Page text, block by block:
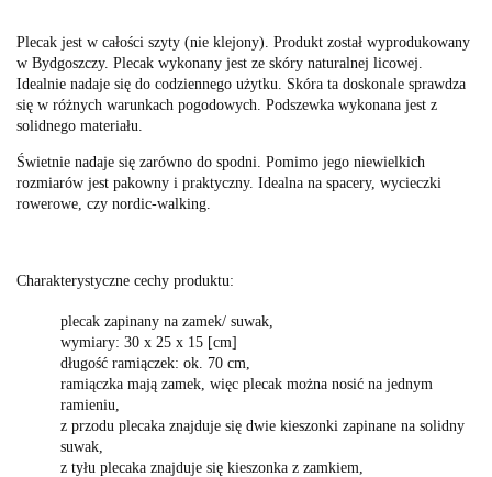
Plecak jest w całości szyty (nie klejony). Produkt został wyprodukowany
w Bydgoszczy. Plecak wykonany jest ze skóry naturalnej licowej.
Idealnie nadaje się do codziennego użytku. Skóra ta doskonale sprawdza
się w różnych warunkach pogodowych. Podszewka wykonana jest z
solidnego materiału.
Świetnie nadaje się zarówno do spodni. Pomimo jego niewielkich
rozmiarów jest pakowny i praktyczny. Idealna na spacery, wycieczki
rowerowe, czy nordic-walking.
Charakterystyczne cechy produktu:
plecak zapinany na zamek/ suwak,
wymiary: 30 x 25 x 15 [cm]
długość ramiączek: ok. 70 cm,
ramiączka mają zamek, więc plecak można nosić na jednym
ramieniu,
z przodu plecaka znajduje się dwie kieszonki zapinane na solidny
suwak,
z tyłu plecaka znajduje się kieszonka z zamkiem,